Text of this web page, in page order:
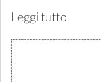
Leggi tutto